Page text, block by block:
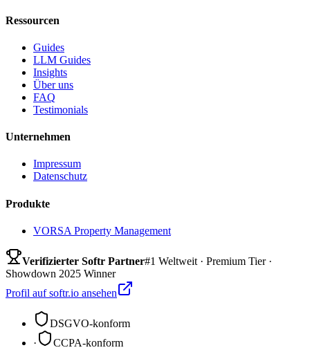
Ressourcen
Guides
LLM Guides
Insights
Über uns
FAQ
Testimonials
Unternehmen
Impressum
Datenschutz
Produkte
VORSA Property Management
Verifizierter Softr Partner#1 Weltweit · Premium Tier ·
Showdown 2025 Winner
Profil auf softr.io ansehen
DSGVO-konform
·
CCPA-konform